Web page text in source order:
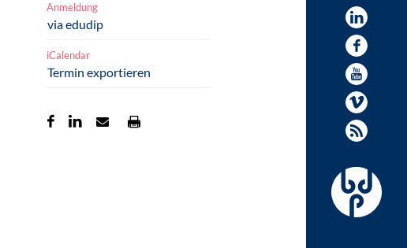
Anmeldung
via edudip
iCalendar
Termin exportieren